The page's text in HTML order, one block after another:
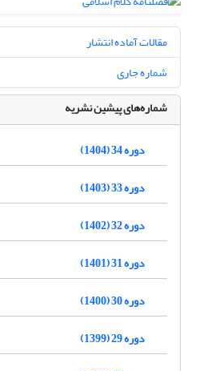
مقالات آماده انتشار
شماره جاری
شماره‌های پیشین نشریه
دوره 34 (1404)
دوره 33 (1403)
دوره 32 (1402)
دوره 31 (1401)
دوره 30 (1400)
دوره 29 (1399)